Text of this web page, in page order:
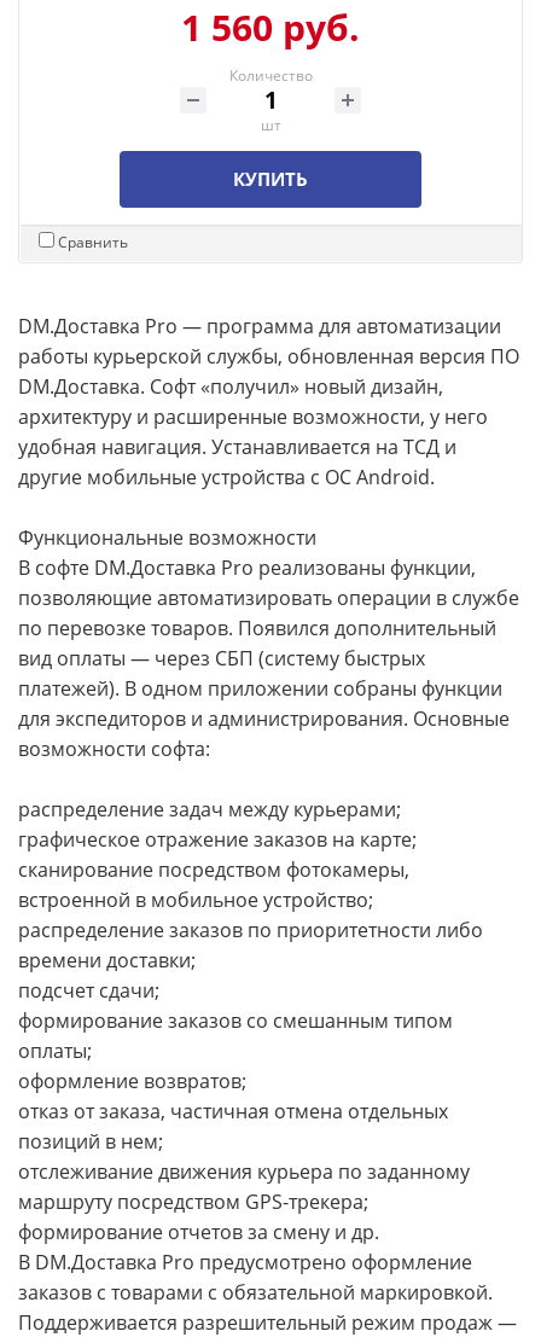
1 560 руб.
Количество
шт
КУПИТЬ
Сравнить
DM.Доставка Pro — программа для автоматизации
работы курьерской службы, обновленная версия ПО
DM.Доставка. Софт «получил» новый дизайн,
архитектуру и расширенные возможности, у него
удобная навигация. Устанавливается на ТСД и
другие мобильные устройства с ОС Android.
Функциональные возможности
В софте DM.Доставка Pro реализованы функции,
позволяющие автоматизировать операции в службе
по перевозке товаров. Появился дополнительный
вид оплаты — через СБП (систему быстрых
платежей). В одном приложении собраны функции
для экспедиторов и администрирования. Основные
возможности софта:
распределение задач между курьерами;
графическое отражение заказов на карте;
сканирование посредством фотокамеры,
встроенной в мобильное устройство;
распределение заказов по приоритетности либо
времени доставки;
подсчет сдачи;
формирование заказов со смешанным типом
оплаты;
оформление возвратов;
отказ от заказа, частичная отмена отдельных
позиций в нем;
отслеживание движения курьера по заданному
маршруту посредством GPS-трекера;
формирование отчетов за смену и др.
В DM.Доставка Pro предусмотрено оформление
заказов с товарами с обязательной маркировкой.
Поддерживается разрешительный режим продаж —